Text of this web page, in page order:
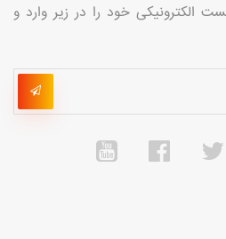
الکترونیکی خود را در زیر وارد و